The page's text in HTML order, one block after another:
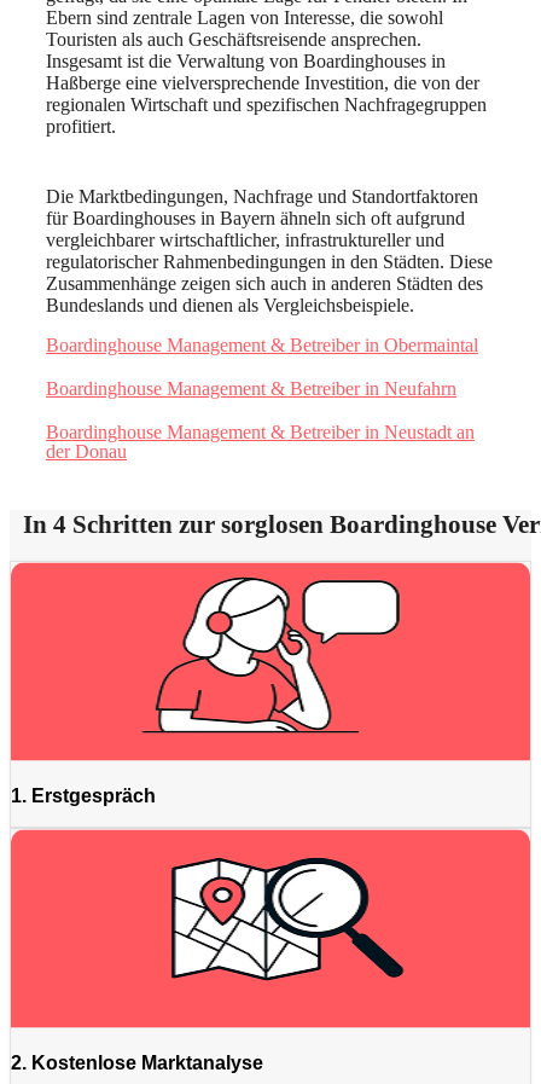
Ebern sind zentrale Lagen von Interesse, die sowohl
Touristen als auch Geschäftsreisende ansprechen.
Insgesamt ist die Verwaltung von Boardinghouses in
Haßberge eine vielversprechende Investition, die von der
regionalen Wirtschaft und spezifischen Nachfragegruppen
profitiert.
Die Marktbedingungen, Nachfrage und Standortfaktoren
für Boardinghouses in Bayern ähneln sich oft aufgrund
vergleichbarer wirtschaftlicher, infrastruktureller und
regulatorischer Rahmenbedingungen in den Städten. Diese
Zusammenhänge zeigen sich auch in anderen Städten des
Bundeslands und dienen als Vergleichsbeispiele.
Boardinghouse Management & Betreiber in Obermaintal
Boardinghouse Management & Betreiber in Neufahrn
Boardinghouse Management & Betreiber in Neustadt an
der Donau
In 4 Schritten zur sorglosen Boardinghouse
1. Erstgespräch
2. Kostenlose Marktanalyse